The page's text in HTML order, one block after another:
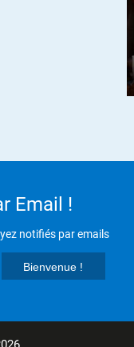
Email !
notifiés par emails